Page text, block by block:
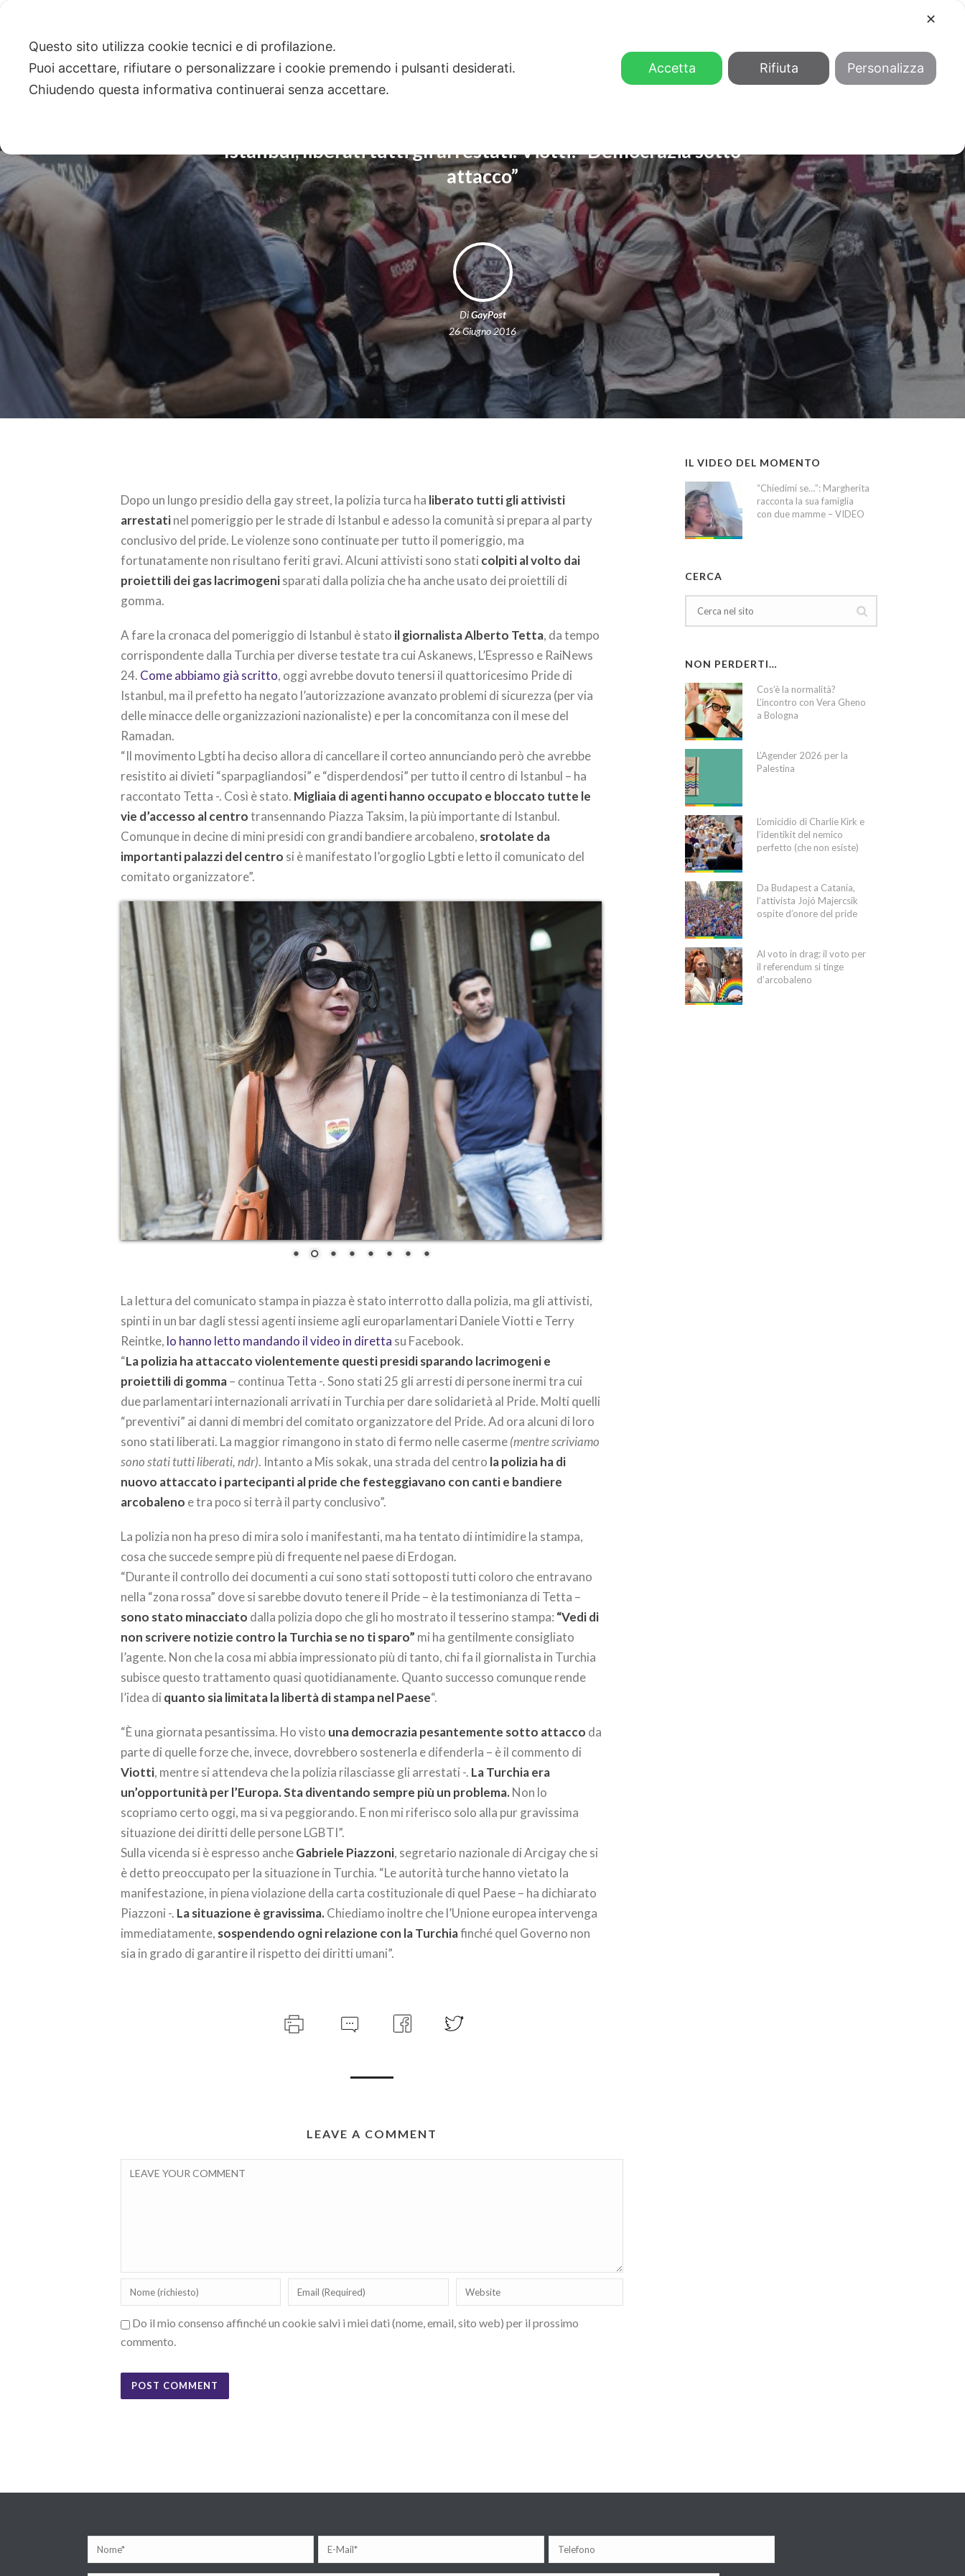
Istanbul, liberati tutti gli arrestati. Viotti: “Democrazia sotto
attacco”
DiGayPost
26 Giugno 2016
Dopo un lungo presidio della gay street, la polizia turca ha liberato tutti gli attivisti
arrestatinel pomeriggio per le strade di Istanbul e adesso la comunità si prepara al party
conclusivo del pride. Le violenze sono continuate per tutto il pomeriggio, ma
fortunatamente non risultano feriti gravi. Alcuni attivisti sono stati colpiti al volto dai
proiettili dei gas lacrimogenisparati dalla polizia che ha anche usato dei proiettili di
gomma.
A fare la cronaca del pomeriggio di Istanbul è stato il giornalista Alberto Tetta, da tempo
corrispondente dalla Turchia per diverse testate tra cui Askanews, L’Espresso e RaiNews
24. Come abbiamo già scritto, oggi avrebbe dovuto tenersi il quattoricesimo Pride di
Istanbul, ma il prefetto ha negato l’autorizzazione avanzato problemi di sicurezza (per via
delle minacce delle organizzazioni nazionaliste) e per la concomitanza con il mese del
Ramadan.
“Il movimento Lgbti ha deciso allora di cancellare il corteo annunciando però che avrebbe
resistito ai divieti “sparpagliandosi” e “disperdendosi” per tutto il centro di Istanbul – ha
raccontato Tetta -. Così è stato. Migliaia di agenti hanno occupato e bloccato tutte le
vie d’accesso al centrotransennando Piazza Taksim, la più importante di Istanbul.
Comunque in decine di mini presidi con grandi bandiere arcobaleno, srotolate da
importanti palazzi del centro si è manifestato l’orgoglio Lgbti e letto il comunicato del
comitato organizzatore”.
La lettura del comunicato stampa in piazza è stato interrotto dalla polizia, ma gli attivisti,
spinti in un bar dagli stessi agenti insieme agli europarlamentari Daniele Viotti e Terry
Reintke, lo hanno letto mandando il video in diretta su Facebook.
“La polizia ha attaccato violentemente questi presidi sparando lacrimogeni e
proiettili di gomma– continua Tetta -. Sono stati 25 gli arresti di persone inermi tra cui
due parlamentari internazionali arrivati in Turchia per dare solidarietà al Pride. Molti quelli
“preventivi” ai danni di membri del comitato organizzatore del Pride. Ad ora alcuni di loro
sono stati liberati. La maggior rimangono in stato di fermo nelle caserme(mentre scriviamo
sono stati tutti liberati, ndr). Intanto a Mis sokak, una strada del centro la polizia ha di
nuovo attaccato i partecipanti al pride che festeggiavano con canti e bandiere
arcobaleno e tra poco si terrà il party conclusivo”.
La polizia non ha preso di mira solo i manifestanti, ma ha tentato di intimidire la stampa,
cosa che succede sempre più di frequente nel paese di Erdogan.
“Durante il controllo dei documenti a cui sono stati sottoposti tutti coloro che entravano
nella “zona rossa” dove si sarebbe dovuto tenere il Pride – è la testimonianza di Tetta –
sono stato minacciato dalla polizia dopo che gli ho mostrato il tesserino stampa: “Vedi di
non scrivere notizie contro la Turchia se no ti sparo” mi ha gentilmente consigliato
l’agente. Non che la cosa mi abbia impressionato più di tanto, chi fa il giornalista in Turchia
subisce questo trattamento quasi quotidianamente. Quanto successo comunque rende
l’idea di quanto sia limitata la libertà di stampa nel Paese“.
“È una giornata pesantissima. Ho visto una democrazia pesantemente sotto attacco da
parte di quelle forze che, invece, dovrebbero sostenerla e difenderla – è il commento di
Viotti, mentre si attendeva che la polizia rilasciasse gli arrestati -. La Turchia era
un’opportunità per l’Europa. Sta diventando sempre più un problema.Non lo
scopriamo certo oggi, ma si va peggiorando. E non mi riferisco solo alla pur gravissima
situazione dei diritti delle persone LGBTI”.
Sulla vicenda si è espresso ancheGabriele Piazzoni, segretario nazionale di Arcigay che si
è detto preoccupato per la situazione in Turchia. “Le autorità turche hanno vietato la
manifestazione, in piena violazione della carta costituzionale di quel Paese – ha dichiarato
Piazzoni -. La situazione è gravissima.Chiediamo inoltre che l’Unione europea intervenga
immediatamente, sospendendo ogni relazione con la Turchiafinché quel Governo non
sia in grado di garantire il rispetto dei diritti umani”.
LEAVE A COMMENT
Do il mio consenso affinché un cookie salvi i miei dati (nome, email, sito web) per il prossimo
commento.
IL VIDEO DEL MOMENTO
“Chiedimi se…”: Margherita
racconta la sua famiglia
con due mamme – VIDEO
CERCA
NON PERDERTI…
Cos’è la normalità?
L’incontro con Vera Gheno
a Bologna
L’Agender 2026 per la
Palestina
L’omicidio di Charlie Kirk e
l’identikit del nemico
perfetto (che non esiste)
Da Budapest a Catania,
l’attivista Jojó Majercsik
ospite d’onore del pride
Al voto in drag: il voto per
il referendum si tinge
d’arcobaleno
✕
Questo sito utilizza cookie tecnici e di profilazione.
Puoi accettare, rifiutare o personalizzare i cookie premendo i pulsanti desiderati.
Chiudendo questa informativa continuerai senza accettare.
Accetta Rifiuta Personalizza